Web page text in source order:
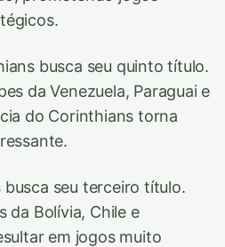
busca seu quinto título.
da Venezuela, Paraguai e
do Corinthians torna
seu terceiro título.
da Bolívia, Chile e
em jogos muito